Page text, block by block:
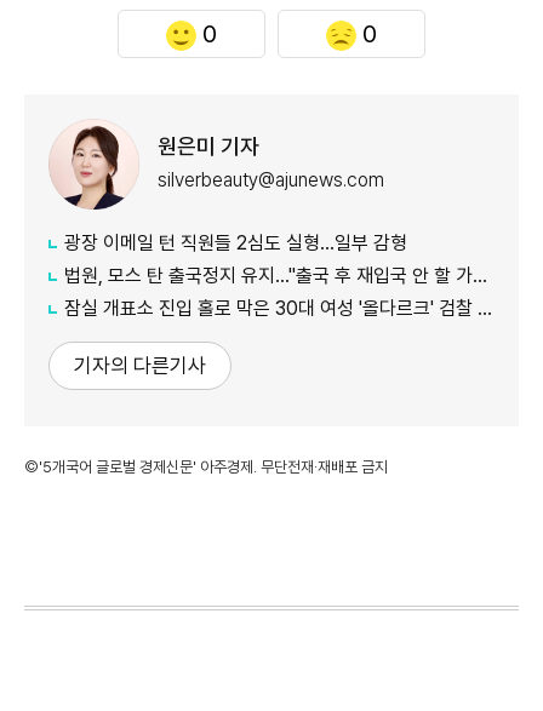
0 0
원은미 기자
silverbeauty@ajunews.com
광장 이메일 턴 직원들 2심도 실형…일부 감형
법원, 모스 탄 출국정지 유지…"출국 후 재입국 안 할 가능성"
잠실 개표소 진입 홀로 막은 30대 여성 '올다르크' 검찰 송치
기자의 다른기사
©'5개국어 글로벌 경제신문' 아주경제. 무단전재·재배포 금지